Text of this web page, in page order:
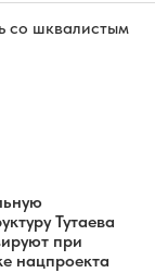
со шквалистым
Тутаева
при
нацпроекта